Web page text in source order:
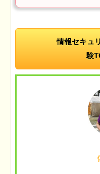
情報セキュ
験